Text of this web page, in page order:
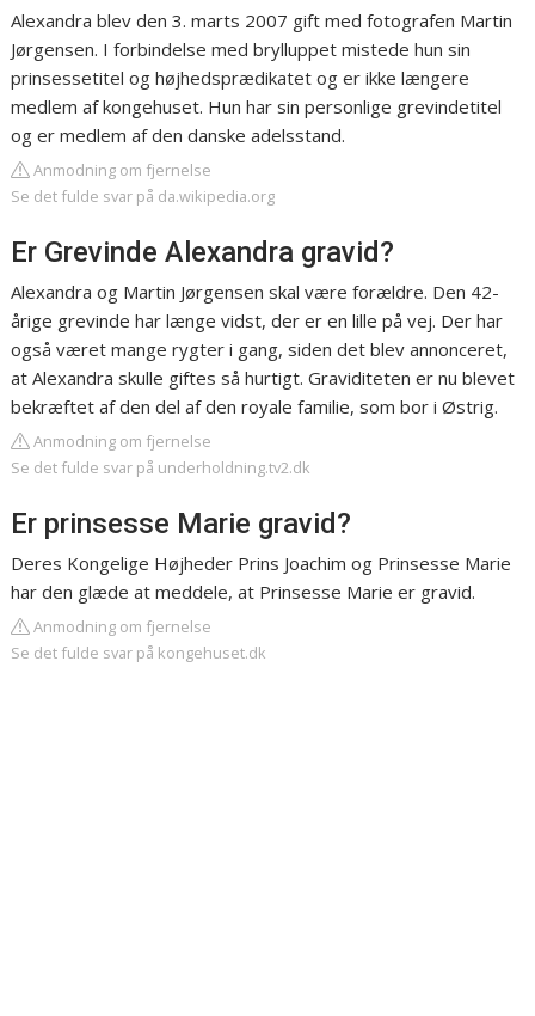
Alexandra blev den 3. marts 2007 gift med fotografen Martin
Jørgensen. I forbindelse med brylluppet mistede hun sin
prinsessetitel og højhedsprædikatet og er ikke længere
medlem af kongehuset. Hun har sin personlige grevindetitel
og er medlem af den danske adelsstand.
Anmodning om fjernelse
Se det fulde svar på da.wikipedia.org
Er Grevinde Alexandra gravid?
Alexandra og Martin Jørgensen skal være forældre. Den 42-
årige grevinde har længe vidst, der er en lille på vej. Der har
også været mange rygter i gang, siden det blev annonceret,
at Alexandra skulle giftes så hurtigt. Graviditeten er nu blevet
bekræftet af den del af den royale familie, som bor i Østrig.
Anmodning om fjernelse
Se det fulde svar på underholdning.tv2.dk
Er prinsesse Marie gravid?
Deres Kongelige Højheder Prins Joachim og Prinsesse Marie
har den glæde at meddele, at Prinsesse Marie er gravid.
Anmodning om fjernelse
Se det fulde svar på kongehuset.dk